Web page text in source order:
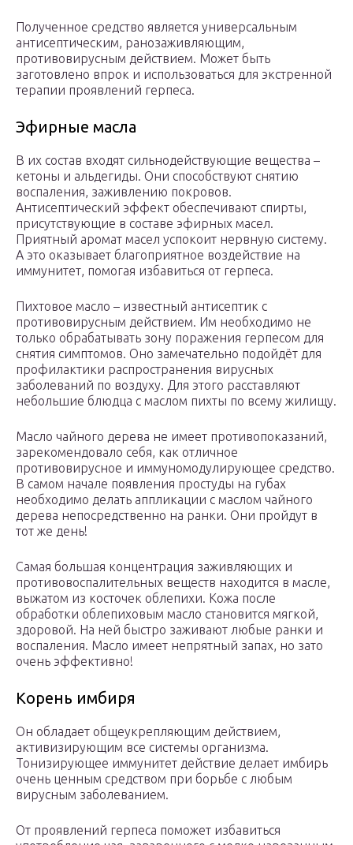
Полученное средство является универсальным
антисептическим, ранозаживляющим,
противовирусным действием. Может быть
заготовлено впрок и использоваться для экстренной
терапии проявлений герпеса.
Эфирные масла
В их состав входят сильнодействующие вещества –
кетоны и альдегиды. Они способствуют снятию
воспаления, заживлению покровов.
Антисептический эффект обеспечивают спирты,
присутствующие в составе эфирных масел.
Приятный аромат масел успокоит нервную систему.
А это оказывает благоприятное воздействие на
иммунитет, помогая избавиться от герпеса.
Пихтовое масло – известный антисептик с
противовирусным действием. Им необходимо не
только обрабатывать зону поражения герпесом для
снятия симптомов. Оно замечательно подойдёт для
профилактики распространения вирусных
заболеваний по воздуху. Для этого расставляют
небольшие блюдца с маслом пихты по всему жилищу.
Масло чайного дерева не имеет противопоказаний,
зарекомендовало себя, как отличное
противовирусное и иммуномодулирующее средство.
В самом начале появления простуды на губах
необходимо делать аппликации с маслом чайного
дерева непосредственно на ранки. Они пройдут в
тот же день!
Самая большая концентрация заживляющих и
противовоспалительных веществ находится в масле,
выжатом из косточек облепихи. Кожа после
обработки облепиховым масло становится мягкой,
здоровой. На ней быстро заживают любые ранки и
воспаления. Масло имеет непрятный запах, но зато
очень эффективно!
Корень имбиря
Он обладает общеукрепляющим действием,
активизирующим все системы организма.
Тонизирующее иммунитет действие делает имбирь
очень ценным средством при борьбе с любым
вирусным заболеванием.
От проявлений герпеса поможет избавиться